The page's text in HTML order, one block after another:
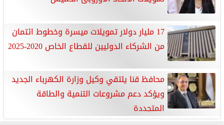
17 مليار دولار تمويلات ميسرة وخطوط ائتمان
من الشركاء الدوليين للقطاع الخاص 2020-2025
محافظ قنا يلتقي وكيل وزارة الكهرباء الجديد
ويؤكد دعم مشروعات التنمية والطاقة
المتجددة